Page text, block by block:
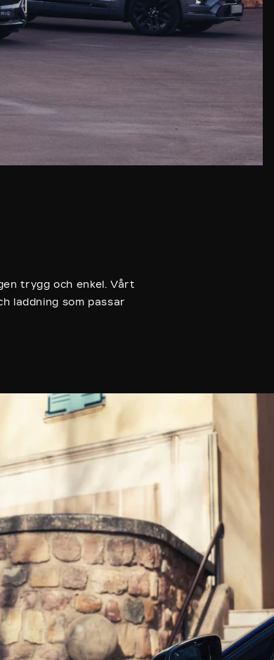
trygg och enkel. Vårt
laddning som passar